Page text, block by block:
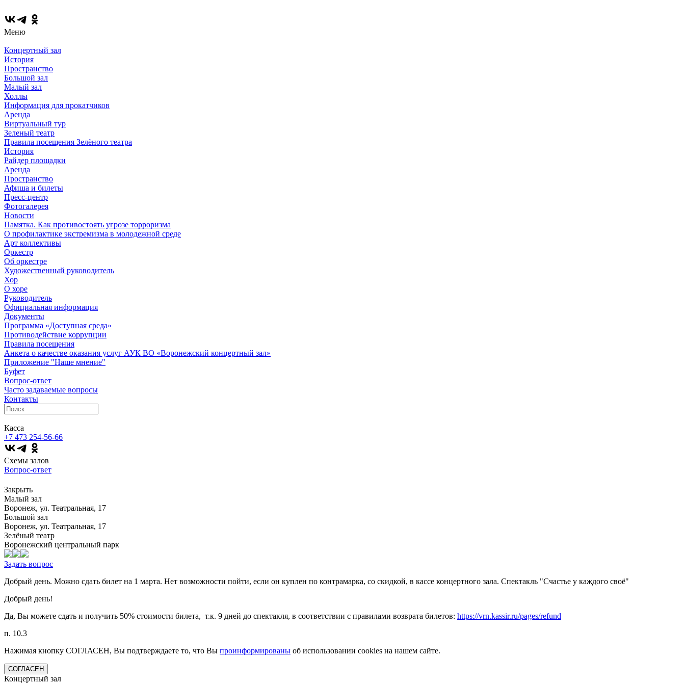
Меню
Концертный зал
История
Пространство
Большой зал
Малый зал
Холлы
Информация для прокатчиков
Аренда
Виртуальный тур
Зеленый театр
Правила посещения Зелёного театра
История
Райдер площадки
Аренда
Пространство
Афиша и билеты
Пресс-центр
Фотогалерея
Новости
Памятка. Как противостоять угрозе торроризма
О профилактике экстремизма в молодежной среде
Арт коллективы
Оркестр
Об оркестре
Художественный руководитель
Хор
О хоре
Руководитель
Официальная информация
Документы
Программа «Доступная среда»
Противодействие коррупции
Правила посещения
Анкета о качестве оказания услуг АУК ВО «Воронежский концертный зал»
Приложение "Наше мнение"
Буфет
Вопрос-ответ
Часто задаваемые вопросы
Контакты
Касса
+7 473 254-56-66
Схемы залов
Вопрос-ответ
Закрыть
Малый зал
Воронеж, ул. Театральная, 17
Большой зал
Воронеж, ул. Театральная, 17
Зелёный театр
Воронежский центральный парк
Задать вопрос
Добрый день. Можно сдать билет на 1 марта. Нет возможности пойти, если он куплен по контрамарка, со скидкой, в кассе концертного зала. Спектакль "Счастье у каждого своё"
Добрый день!
Да, Вы можете сдать и получить 50% стоимости билета, т.к. 9 дней до спектакля, в соответствии с правилами возврата билетов: https://vrn.kassir.ru/pages/refund
п. 10.3
Нажимая кнопку СОГЛАСЕН, Вы подтверждаете то, что Вы проинформированы об использовании cookies на нашем сайте.
СОГЛАСЕН
Концертный зал